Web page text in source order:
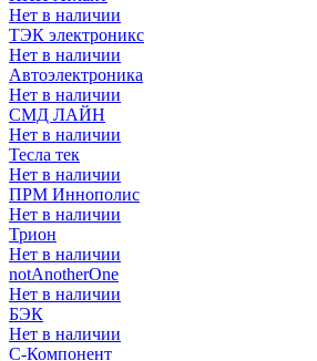
Нет в наличии
ТЭК электроникс
Нет в наличии
Автоэлектроника
Нет в наличии
СМД ЛАЙН
Нет в наличии
Тесла тек
Нет в наличии
ПРМ Иннополис
Нет в наличии
Трион
Нет в наличии
notAnotherOne
Нет в наличии
БЭК
Нет в наличии
С-Компонент